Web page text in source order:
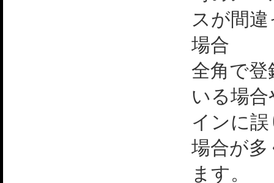
スが間
場合
全角で
いる場
インに
場合が
ます。